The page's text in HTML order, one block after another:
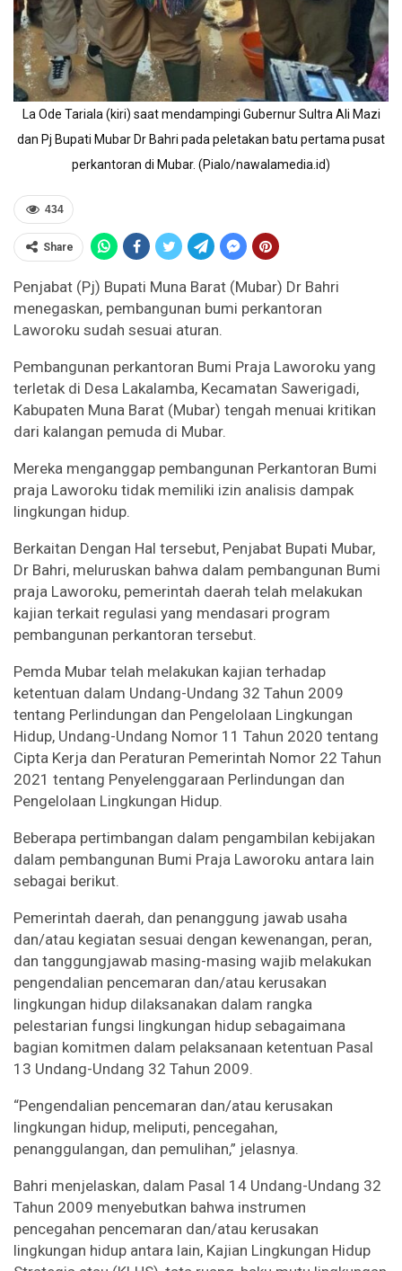
La Ode Tariala (kiri) saat mendampingi Gubernur Sultra Ali Mazi
dan Pj Bupati Mubar Dr Bahri pada peletakan batu pertama pusat
perkantoran di Mubar. (Pialo/nawalamedia.id)
434
Share
Penjabat (Pj) Bupati Muna Barat (Mubar) Dr Bahri
menegaskan, pembangunan bumi perkantoran
Laworoku sudah sesuai aturan.
Pembangunan perkantoran Bumi Praja Laworoku yang
terletak di Desa Lakalamba, Kecamatan Sawerigadi,
Kabupaten Muna Barat (Mubar) tengah menuai kritikan
dari kalangan pemuda di Mubar.
Mereka menganggap pembangunan Perkantoran Bumi
praja Laworoku tidak memiliki izin analisis dampak
lingkungan hidup.
Berkaitan Dengan Hal tersebut, Penjabat Bupati Mubar,
Dr Bahri, meluruskan bahwa dalam pembangunan Bumi
praja Laworoku, pemerintah daerah telah melakukan
kajian terkait regulasi yang mendasari program
pembangunan perkantoran tersebut.
Pemda Mubar telah melakukan kajian terhadap
ketentuan dalam Undang-Undang 32 Tahun 2009
tentang Perlindungan dan Pengelolaan Lingkungan
Hidup, Undang-Undang Nomor 11 Tahun 2020 tentang
Cipta Kerja dan Peraturan Pemerintah Nomor 22 Tahun
2021 tentang Penyelenggaraan Perlindungan dan
Pengelolaan Lingkungan Hidup.
Beberapa pertimbangan dalam pengambilan kebijakan
dalam pembangunan Bumi Praja Laworoku antara lain
sebagai berikut.
Pemerintah daerah, dan penanggung jawab usaha
dan/atau kegiatan sesuai dengan kewenangan, peran,
dan tanggungjawab masing-masing wajib melakukan
pengendalian pencemaran dan/atau kerusakan
lingkungan hidup dilaksanakan dalam rangka
pelestarian fungsi lingkungan hidup sebagaimana
bagian komitmen dalam pelaksanaan ketentuan Pasal
13 Undang-Undang 32 Tahun 2009.
“Pengendalian pencemaran dan/atau kerusakan
lingkungan hidup, meliputi, pencegahan,
penanggulangan, dan pemulihan,” jelasnya.
Bahri menjelaskan, dalam Pasal 14 Undang-Undang 32
Tahun 2009 menyebutkan bahwa instrumen
pencegahan pencemaran dan/atau kerusakan
lingkungan hidup antara lain, Kajian Lingkungan Hidup